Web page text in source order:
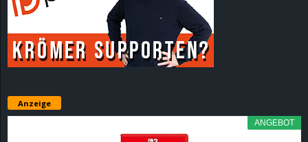
Anzeige
ANGEBOT